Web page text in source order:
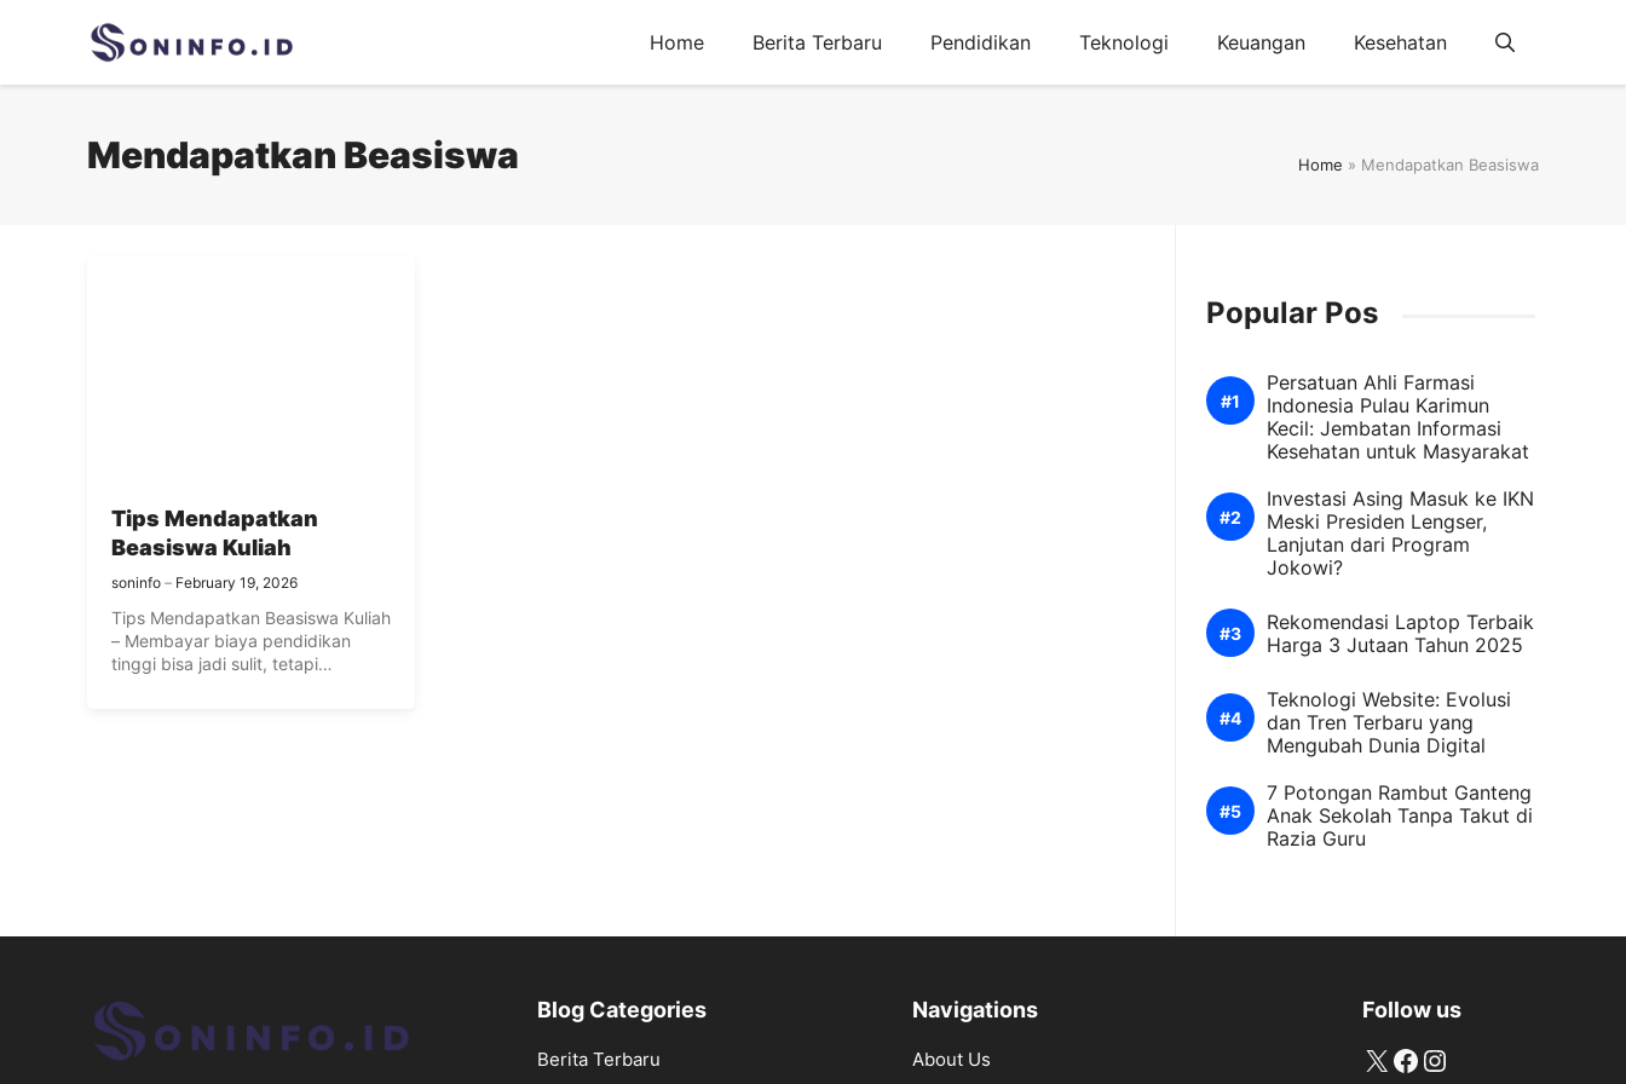
Home Berita Terbaru Pendidikan Teknologi Keuangan Kesehatan
Mendapatkan Beasiswa Home » Mendapatkan Beasiswa
Tips Mendapatkan
Beasiswa Kuliah
soninfo February 19, 2026
Tips Mendapatkan Beasiswa Kuliah
– Membayar biaya pendidikan
tinggi bisa jadi sulit, tetapi
Popular Pos
Persatuan Ahli Farmasi
Indonesia Pulau Karimun
Kecil: Jembatan Informasi
Kesehatan untuk Masyarakat
Investasi Asing Masuk ke IKN
Meski Presiden Lengser,
Lanjutan dari Program
Jokowi?
Rekomendasi Laptop Terbaik
Harga 3 Jutaan Tahun 2025
Teknologi Website: Evolusi
dan Tren Terbaru yang
Mengubah Dunia Digital
7 Potongan Rambut Ganteng
Anak Sekolah Tanpa Takut di
Razia Guru
Blog Categories
Berita Terbaru
Navigations
About Us
Follow us
X Facebook
Instagram